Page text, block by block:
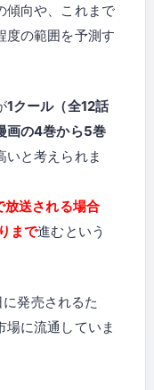
傾向や、これまで
度の範囲を予測す
1クール（全12話
画の4巻から5巻
いと考えられま
送される場合
まで進むという
発売されるた
場に流通していま